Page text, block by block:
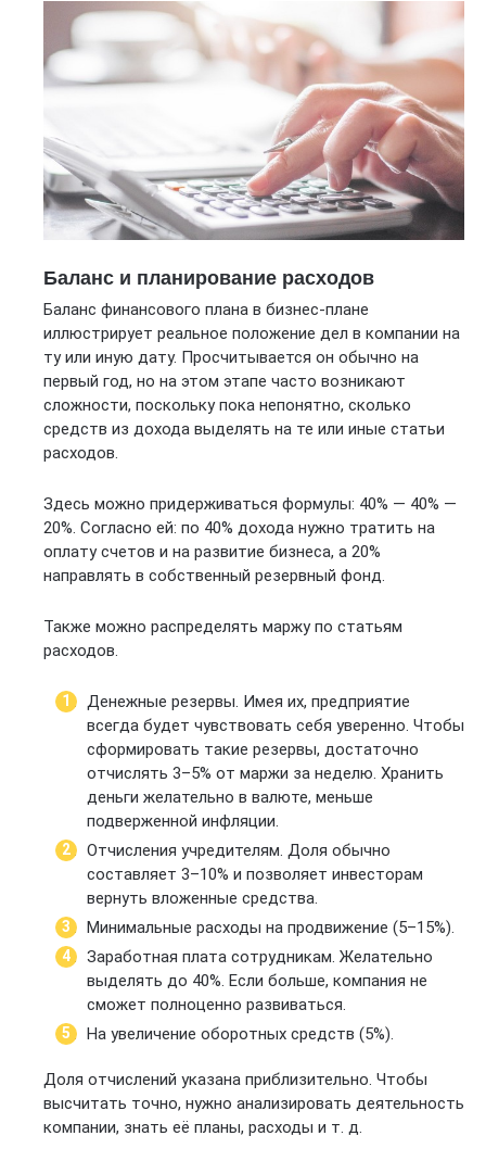
Баланс и планирование расходов
Баланс финансового плана в бизнес-плане
иллюстрирует реальное положение дел в компании на
ту или иную дату. Просчитывается он обычно на
первый год, но на этом этапе часто возникают
сложности, поскольку пока непонятно, сколько
средств из дохода выделять на те или иные статьи
расходов.
Здесь можно придерживаться формулы: 40% — 40% —
20%. Согласно ей: по 40% дохода нужно тратить на
оплату счетов и на развитие бизнеса, а 20%
направлять в собственный резервный фонд.
Также можно распределять маржу по статьям
расходов.
Денежные резервы. Имея их, предприятие
всегда будет чувствовать себя уверенно. Чтобы
сформировать такие резервы, достаточно
отчислять 3–5% от маржи за неделю. Хранить
деньги желательно в валюте, меньше
подверженной инфляции.
Отчисления учредителям. Доля обычно
составляет 3–10% и позволяет инвесторам
вернуть вложенные средства.
Минимальные расходы на продвижение (5–15%).
Заработная плата сотрудникам. Желательно
выделять до 40%. Если больше, компания не
сможет полноценно развиваться.
На увеличение оборотных средств (5%).
Доля отчислений указана приблизительно. Чтобы
высчитать точно, нужно анализировать деятельность
компании, знать её планы, расходы и т. д.